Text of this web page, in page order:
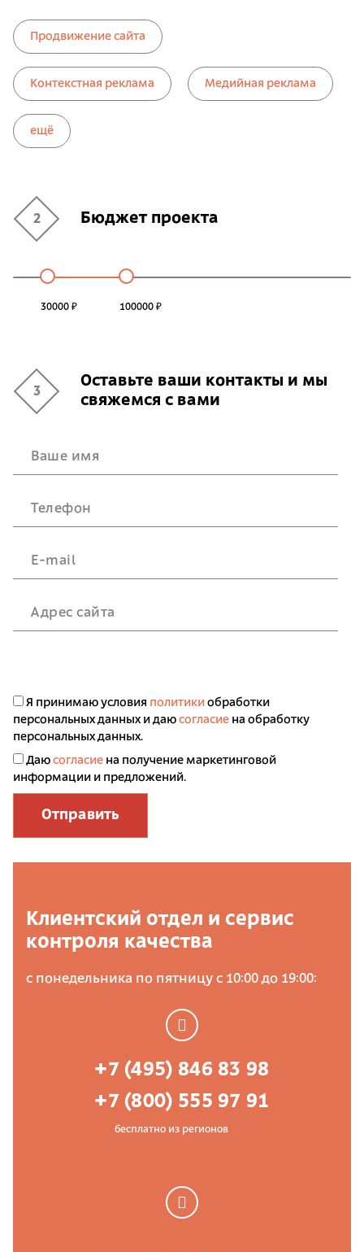
Продвижение сайта
Контекстная реклама Медийная реклама
ещё
2 Бюджет проекта
30000 ₽ 100000 ₽
3
Оставьте ваши контакты и мы
свяжемся с вами
Ваше имя
Телефон
E-mail
Адрес сайта
Я принимаю условия политики обработки
персональных данных и даю согласие на обработку
персональных данных.
Даю согласие на получение маркетинговой
информации и предложений.
Отправить
Клиентский отдел и сервис
контроля качества
с понедельника по пятницу с 10:00 до 19:00:
+7 (495) 846 83 98
+7 (800) 555 97 91
бесплатно из регионов